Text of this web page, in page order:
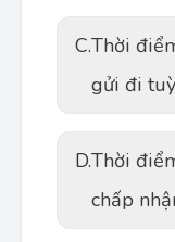
C.Thời
gửi đi
D.Thời
chấp